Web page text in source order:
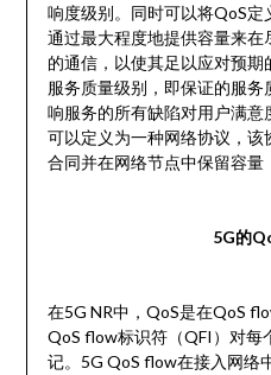
响度级别。同时可以将QoS
通过最大程度地提供容量来
的通信，以使其足以应对预
服务质量级别，即保证的服
响服务的所有缺陷对用户满
可以定义为一种网络协议，
合同并在网络节点中保留容量
5G的
在5G NR中，QoS是在QoS
QoS flow标识符（QFI）对每
记。5G QoS flow在接入网络